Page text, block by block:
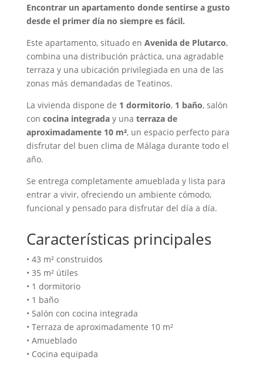
Encontrar un apartamento donde sentirse a gusto
desde el primer día no siempre es fácil.
Este apartamento, situado en Avenida de Plutarco,
combina una distribución práctica, una agradable
terraza y una ubicación privilegiada en una de las
zonas más demandadas de Teatinos.
La vivienda dispone de 1 dormitorio, 1 baño, salón
con cocina integraday una terraza de
aproximadamente 10 m², un espacio perfecto para
disfrutar del buen clima de Málaga durante todo el
año.
Se entrega completamente amueblada y lista para
entrar a vivir, ofreciendo un ambiente cómodo,
funcional y pensado para disfrutar del día a día.
Características principales
• 43 m² construidos
• 35 m² útiles
• 1 dormitorio
• 1 baño
• Salón con cocina integrada
• Terraza de aproximadamente 10 m²
• Amueblado
• Cocina equipada